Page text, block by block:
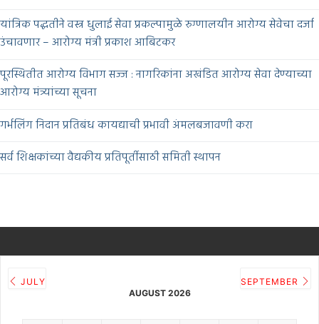
यांत्रिक पद्धतीने वस्त्र धुलाई सेवा प्रकल्पामुळे रुग्णालयीन आरोग्य सेवेचा दर्जा
उंचावणार – आरोग्य मंत्री प्रकाश आबिटकर
पूरस्थितीत आरोग्य विभाग सज्ज : नागरिकांना अखंडित आरोग्य सेवा देण्याच्या
आरोग्य मंत्र्यांच्या सूचना
गर्भलिंग निदान प्रतिबंध कायद्याची प्रभावी अंमलबजावणी करा
सर्व शिक्षकांच्या वैद्यकीय प्रतिपूर्तीसाठी समिती स्थापन
JULY
AUGUST 2026
SEPTEMBER